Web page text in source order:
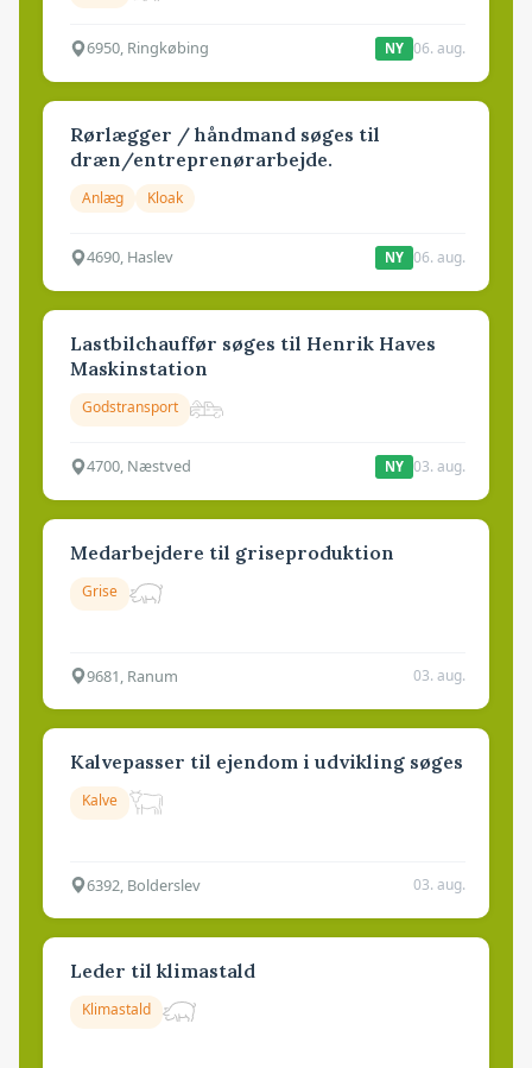
6950, Ringkøbing NY 06. aug.
Rørlægger / håndmand søges til
dræn/entreprenørarbejde.
Anlæg Kloak
4690, Haslev NY 06. aug.
Lastbilchauffør søges til Henrik Haves
Maskinstation
Godstransport
4700, Næstved NY 03. aug.
Medarbejdere til griseproduktion
Grise
9681, Ranum 03. aug.
Kalvepasser til ejendom i udvikling søges
Kalve
6392, Bolderslev 03. aug.
Leder til klimastald
Klimastald